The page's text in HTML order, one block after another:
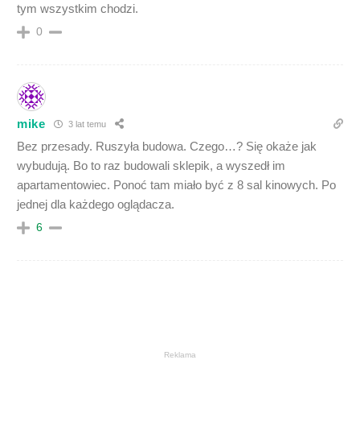
tym wszystkim chodzi.
0
mike 3 lat temu
Bez przesady. Ruszyła budowa. Czego…? Się okaże jak
wybudują. Bo to raz budowali sklepik, a wyszedł im
apartamentowiec. Ponoć tam miało być z 8 sal kinowych. Po
jednej dla każdego oglądacza.
6
Reklama